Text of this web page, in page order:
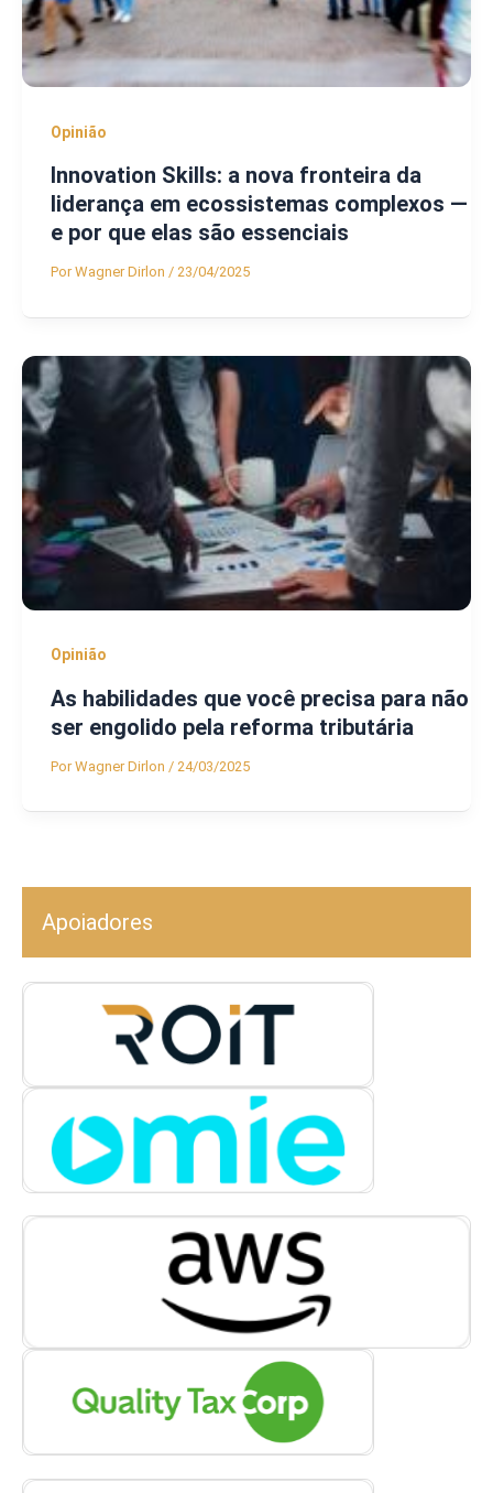
Opinião
Innovation Skills: a nova fronteira da
liderança em ecossistemas complexos —
e por que elas são essenciais
PorWagner Dirlon / 23/04/2025
Opinião
As habilidades que você precisa para não
ser engolido pela reforma tributária
PorWagner Dirlon / 24/03/2025
Apoiadores